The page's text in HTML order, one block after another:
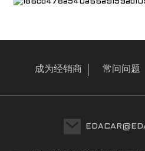
成为经销商 常问问题